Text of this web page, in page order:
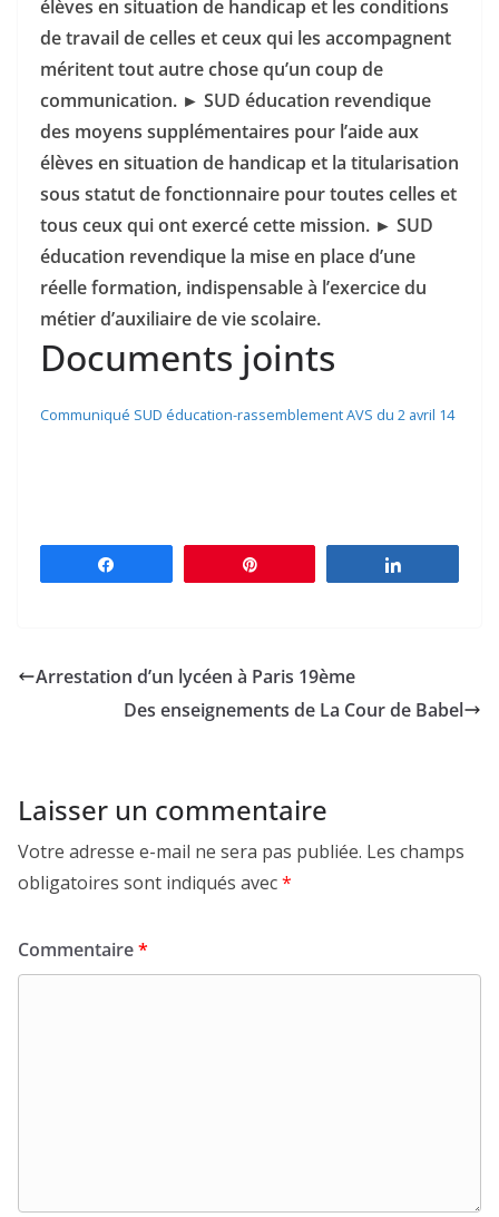
élèves en situation de handicap et les conditions
de travail de celles et ceux qui les accompagnent
méritent tout autre chose qu’un coup de
communication. ► SUD éducation revendique
des moyens supplémentaires pour l’aide aux
élèves en situation de handicap et la titularisation
sous statut de fonctionnaire pour toutes celles et
tous ceux qui ont exercé cette mission. ► SUD
éducation revendique la mise en place d’une
réelle formation, indispensable à l’exercice du
métier d’auxiliaire de vie scolaire.
Documents joints
Communiqué SUD éducation-rassemblement AVS du 2 avril 14
Arrestation d’un lycéen à Paris 19ème
Des enseignements de La Cour de Babel
Laisser un commentaire
Votre adresse e-mail ne sera pas publiée. Les champs
obligatoires sont indiqués avec*
Commentaire*